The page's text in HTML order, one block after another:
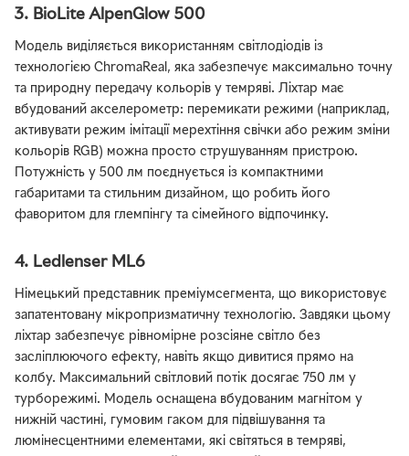
3. BioLite AlpenGlow 500
Модель виділяється використанням світлодіодів із
технологією ChromaReal, яка забезпечує максимально точну
та природну передачу кольорів у темряві. Ліхтар має
вбудований акселерометр: перемикати режими (наприклад,
активувати режим імітації мерехтіння свічки або режим зміни
кольорів RGB) можна просто струшуванням пристрою.
Потужність у 500 лм поєднується із компактними
габаритами та стильним дизайном, що робить його
фаворитом для глемпінгу та сімейного відпочинку.
4. Ledlenser ML6
Німецький представник преміумсегмента, що використовує
запатентовану мікропризматичну технологію. Завдяки цьому
ліхтар забезпечує рівномірне розсіяне світло без
засліплюючого ефекту, навіть якщо дивитися прямо на
колбу. Максимальний світловий потік досягає 750 лм у
турборежимі. Модель оснащена вбудованим магнітом у
нижній частині, гумовим гаком для підвішування та
люмінесцентними елементами, які світяться в темряві,